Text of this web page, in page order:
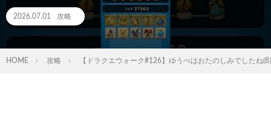
2026.07.01 攻略
HOME 攻略 【ドラクエウォーク#126】ゆうべはおたのしみでしたね(8